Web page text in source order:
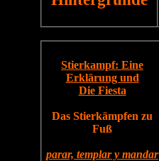
Stierkampf: Eine
Erklärung und
Die Fiesta
Das Stierkämpfen zu
Fuß
parar, templar y mandar